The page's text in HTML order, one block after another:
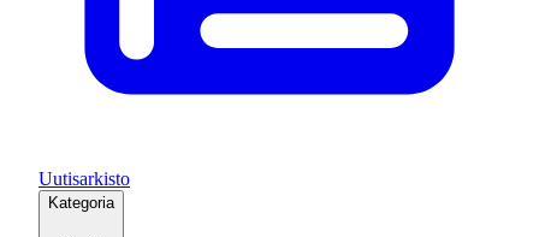
Uutisarkisto
Kategoria